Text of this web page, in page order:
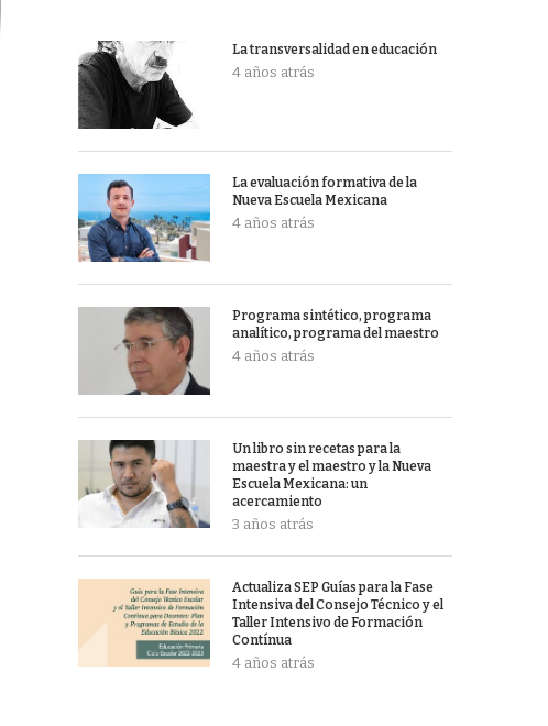
La transversalidad en educación
4 años atrás
La evaluación formativa de la
Nueva Escuela Mexicana
4 años atrás
Programa sintético, programa
analítico, programa del maestro
4 años atrás
Un libro sin recetas para la
maestra y el maestro y la Nueva
Escuela Mexicana: un
acercamiento
3 años atrás
Actualiza SEP Guías para la Fase
Intensiva del Consejo Técnico y el
Taller Intensivo de Formación
Contínua
4 años atrás